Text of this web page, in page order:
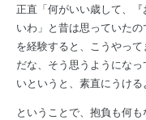
正直「何がいい歳して、
いわ」と昔は思っていた
を経験すると、こうやっ
だな、そう思うようにな
いというと、素直にうける
ということで、抱負も何も